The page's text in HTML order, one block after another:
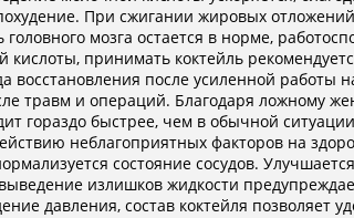
При сжигании жировых
головного мозга остается в норме,
кислоты, принимать коктейль
восстановления после усиленной работы
травм и операций. Благодаря ложному
гораздо быстрее, чем в обычной
неблагоприятных факторов на
состояние сосудов.
излишков жидкости
давления, состав коктейля позволяет